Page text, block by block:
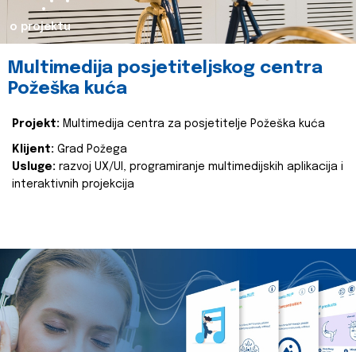
o projektu
Multimedija posjetiteljskog centra
Požeška kuća
Projekt: Multimedija centra za posjetitelje Požeška kuća
Klijent: Grad Požega
Usluge: razvoj UX/UI, programiranje multimedijskih aplikacija i
interaktivnih projekcija